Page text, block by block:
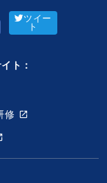
ツイー
ト
ト：
修